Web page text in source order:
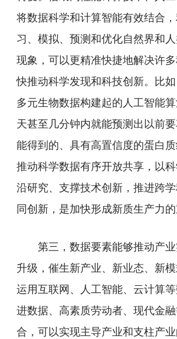
将数据科学和计算智能有效结合
习、模拟、预测和优化自然界和
现象，可以更精准快捷地解决许
快推动科学发现和科技创新。比如
多元生物数据构建起的人工智能
天甚至几分钟内就能预测出以前
能得到的、具有高置信度的蛋白质
推动科学数据有序开放共享，以
沿研究、支撑技术创新，推进跨
同创新，是加快形成新质生产力的
第三，数据要素能够推动产业
升级，催生新产业、新业态、新
运用互联网、人工智能、云计算
进数据、高素质劳动者、现代金
合，可以实现主导产业和支柱产